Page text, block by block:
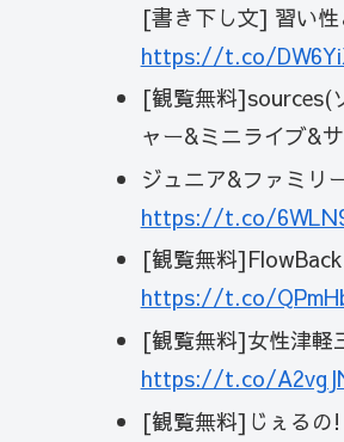
[書き下し文] 習い
https://t.co/
[観覧無料]sources(
ャー&ミニライブ&
ジュニア&ファミリ
https://t.co/
[観覧無料
https://t.co/
[観覧無料]女性津軽
https://t.co/
[観覧無料]じぇる